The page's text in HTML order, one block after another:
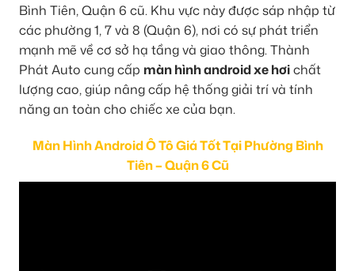
Bình Tiên, Quận 6 cũ. Khu vực này được sáp nhập từ
các phường 1, 7 và 8 (Quận 6), nơi có sự phát triển
mạnh mẽ về cơ sở hạ tầng và giao thông. Thành
Phát Auto cung cấp màn hình android xe hơichất
lượng cao, giúp nâng cấp hệ thống giải trí và tính
năng an toàn cho chiếc xe của bạn.
Màn Hình Android Ô Tô Giá Tốt Tại Phường Bình
Tiên – Quận 6 Cũ